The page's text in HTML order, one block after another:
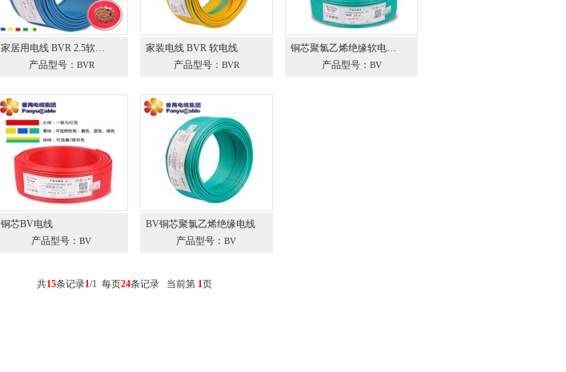
家居用电线 BVR 2.5软…
产品型号： BVR
家装电线 BVR 软电线
产品型号： BVR
铜芯聚氯乙烯绝缘软电…
产品型号： BV
铜芯BV电线
产品型号： BV
BV铜芯聚氯乙烯绝缘电线
产品型号： BV
共15条记录1/1 每页24条记录 当前第 1页